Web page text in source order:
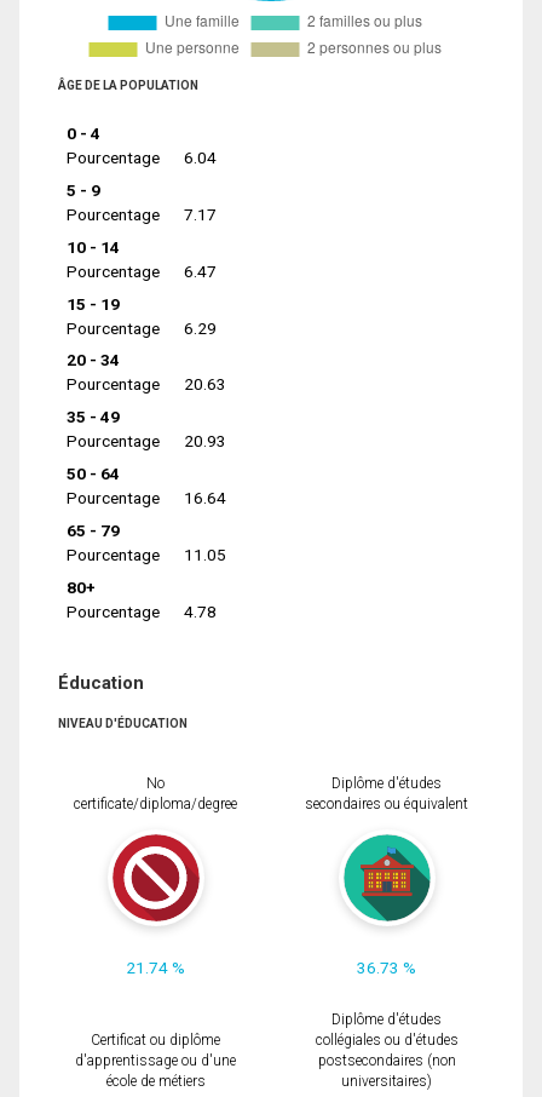
ÂGE DE LA POPULATION
0 - 4
Pourcentage
6.04
5 - 9
Pourcentage
7.17
10 - 14
Pourcentage
6.47
15 - 19
Pourcentage
6.29
20 - 34
Pourcentage
20.63
35 - 49
Pourcentage
20.93
50 - 64
Pourcentage
16.64
65 - 79
Pourcentage
11.05
80+
Pourcentage
4.78
Éducation
NIVEAU D'ÉDUCATION
No
certificate/diploma/degree
21.74 %
Diplôme d'études
secondaires ou équivalent
36.73 %
Certificat ou diplôme
d'apprentissage ou d'une
école de métiers
Diplôme d'études
collégiales ou d'études
postsecondaires (non
universitaires)